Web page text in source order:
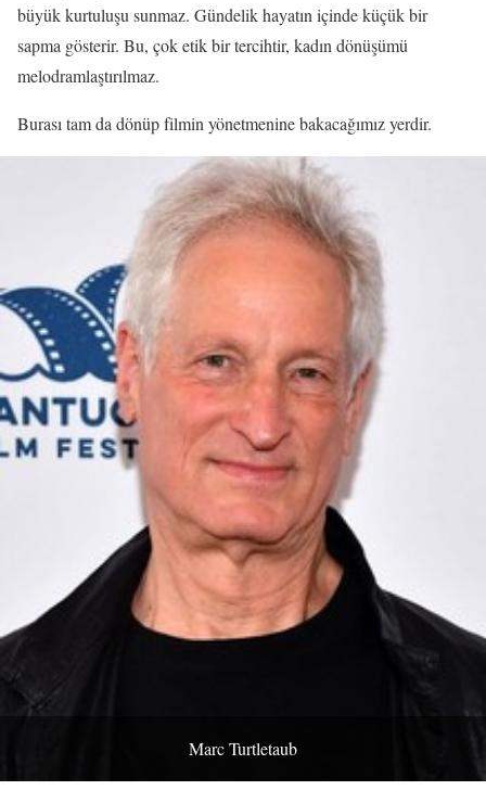
büyük kurtuluşu sunmaz. Gündelik hayatın içinde küçük bir
sapma gösterir. Bu, çok etik bir tercihtir, kadın dönüşümü
melodramlaştırılmaz.
Burası tam da dönüp filmin yönetmenine bakacağımız yerdir.
Marc Turtletaub